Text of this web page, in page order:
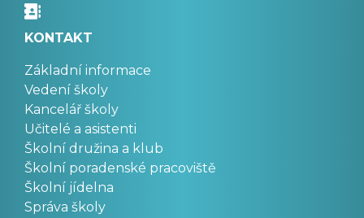
KONTAKT
Základní informace
Vedení školy
Kancelář školy
Učitelé a asistenti
Školní družina a klub
Školní poradenské pracoviště
Školní jídelna
Správa školy